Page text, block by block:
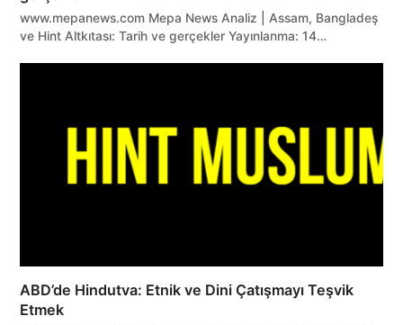
www.mepanews.com Mepa News Analiz | Assam, Bangladeş
ve Hint Altkıtası: Tarih ve gerçekler Yayınlanma: 14…
ABD’de Hindutva: Etnik ve Dini Çatışmayı Teşvik
Etmek